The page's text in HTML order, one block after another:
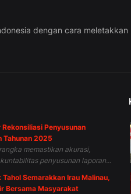
dengan cara meletakkan
Rekonsiliasi Penyusunan
Tahunan 2025
memastikan akurasi,
penyusunan laporan...
Semarakkan Irau Malinau,
Bersama Masyarakat